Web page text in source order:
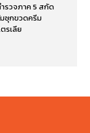
รวจภาค 5 สกัด
มซุกขวดครีม
รเลีย